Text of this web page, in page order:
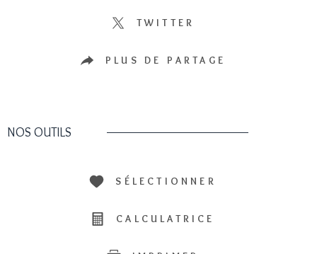
TWITTER
PLUS DE PARTAGE
NOS OUTILS
SÉLECTIONNER
CALCULATRICE